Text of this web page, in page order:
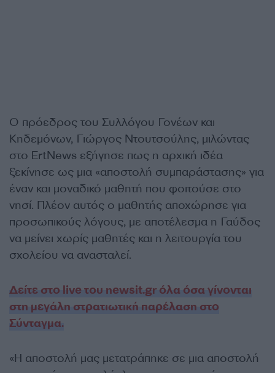
Ο πρόεδρος του Συλλόγου Γονέων και
Κηδεμόνων, Γιώργος Ντουτσούλης, μιλώντας
στο ErtNews εξήγησε πως η αρχική ιδέα
ξεκίνησε ως μια «αποστολή συμπαράστασης» για
έναν και μοναδικό μαθητή που φοιτούσε στο
νησί. Πλέον αυτός ο μαθητής αποχώρησε για
προσωπικούς λόγους, με αποτέλεσμα η Γαύδος
να μείνει χωρίς μαθητές και η λειτουργία του
σχολείου να ανασταλεί.
Δείτε στο live του newsit.gr όλα όσα γίνονται
στη μεγάλη στρατιωτική παρέλαση στο
Σύνταγμα.
«Η αποστολή μας μετατράπηκε σε μια αποστολή